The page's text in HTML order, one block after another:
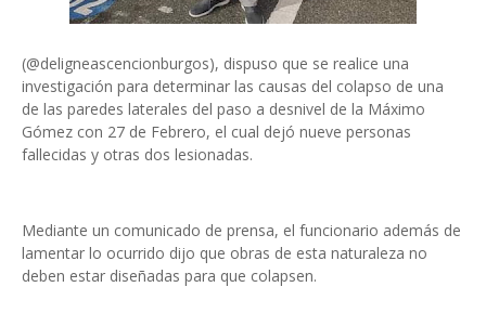
(@deligneascencionburgos), dispuso que se realice una
investigación para determinar las causas del colapso de una
de las paredes laterales del paso a desnivel de la Máximo
Gómez con 27 de Febrero, el cual dejó nueve personas
fallecidas y otras dos lesionadas.
Mediante un comunicado de prensa, el funcionario además de
lamentar lo ocurrido dijo que obras de esta naturaleza no
deben estar diseñadas para que colapsen.